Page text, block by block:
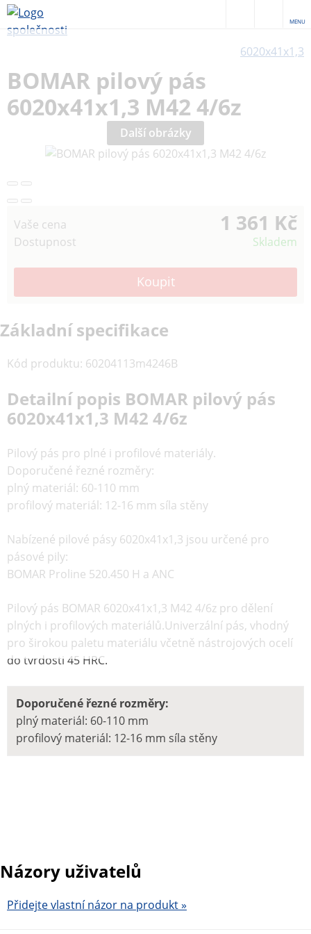
MENU
6020x41x1,3
BOMAR pilový pás
6020x41x1,3 M42 4/6z
Další obrázky
Vaše cena 1 361 Kč
Dostupnost Skladem
Základní specifikace
Kód produktu: 60204113m4246B
Detailní popis BOMAR pilový pás
6020x41x1,3 M42 4/6z
Pilový pás pro plné i profilové materiály.
Doporučené řezné rozměry:
plný materiál: 60-110 mm
profilový materiál: 12-16 mm síla stěny
Nabízené pilové pásy 6020x41x1,3 jsou určené pro
pásové pily:
BOMAR Proline 520.450 H a ANC
Pilový pás BOMAR 6020x41x1,3 M42 4/6z pro dělení
plných i profilových materiálů.Univerzální pás, vhodný
pro širokou paletu materiálu včetně nástrojových ocelí
do tvrdosti 45 HRC.
Doporučené řezné rozměry:
plný materiál: 60-110 mm
profilový materiál: 12-16 mm síla stěny
Názory uživatelů
Přidejte vlastní názor na produkt »